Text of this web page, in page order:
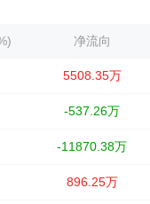
净流向
5508.35万
-537.26万
-11870.38万
896.25万